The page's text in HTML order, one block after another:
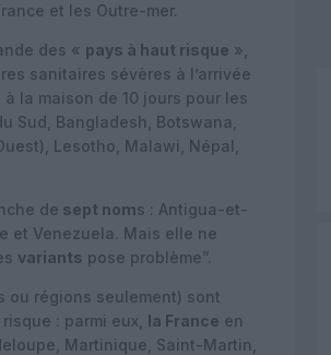
et les Outre-mer.
des « pays à haut risque »,
sanitaires sévères à l’arrivée
la maison de 10 jours pour les
Sud, Bangladesh, Botswana,
Lesotho, Malawi, Népal,
de sept noms : Antigua-et-
et Venezuela. Mais elle ne
variants pose problème”.
ou régions seulement) sont
: parmi eux, la France en
Martinique, Saint-Martin,